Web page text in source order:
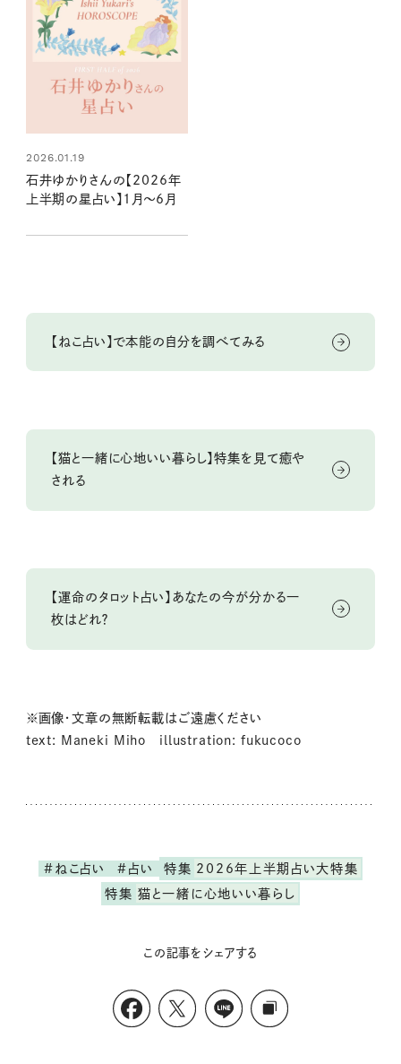
2026.01.19
石井ゆかりさんの【2026年
上半期の星占い】1月～6月
【ねこ占い】で本能の自分を調べてみる
【猫と一緒に心地いい暮らし】特集を見て癒や
される
【運命のタロット占い】あなたの今が分かる一
枚はどれ？
※画像・文章の無断転載はご遠慮ください
text: Maneki Miho illustration: fukucoco
#ねこ占い #占い 特集 2026年上半期占い大特集
特集 猫と一緒に心地いい暮らし
この記事をシェアする